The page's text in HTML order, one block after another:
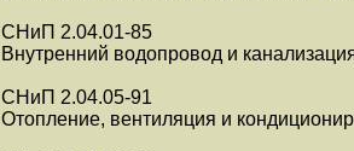
СНиП 2.04.01-85
Внутренний водопровод и
СНиП 2.04.05-91
Отопление, вентиляция и